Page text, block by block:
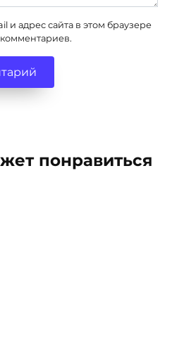
и адрес сайта в этом браузере
понравиться